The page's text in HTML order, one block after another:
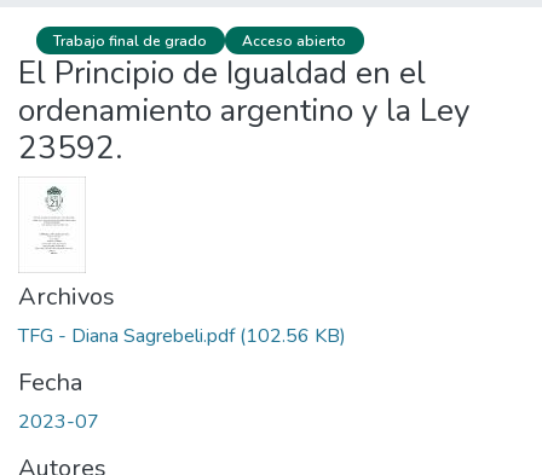
Trabajo final de grado Acceso abierto
El Principio de Igualdad en el
ordenamiento argentino y la Ley
23592.
Archivos
TFG - Diana Sagrebeli.pdf(102.56 KB)
Fecha
2023-07